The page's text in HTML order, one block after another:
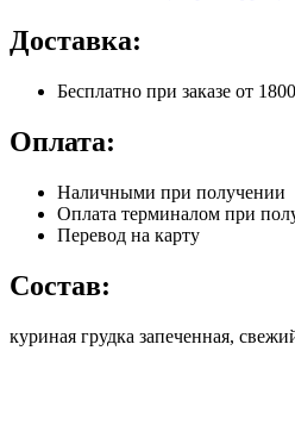
Доставка:
Бесплатно при заказе от
Оплата:
Наличными при получении
Оплата терминалом при
Перевод на карту
Состав:
куриная грудка запеченная,